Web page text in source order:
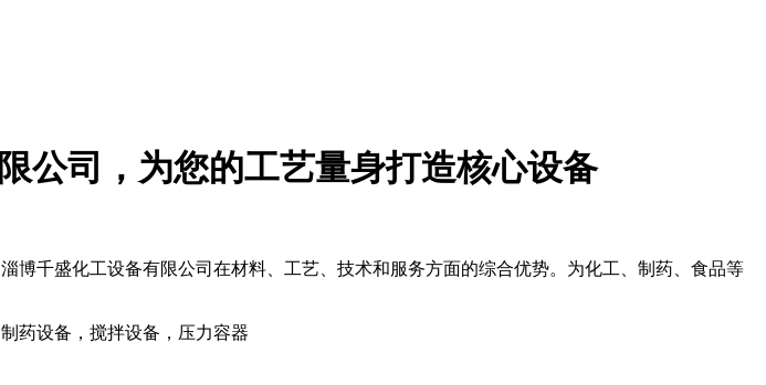
公司，为您的工艺量身打造核心设备
千盛化工设备有限公司在材料、工艺、技术和服务方面的综合优势。为化工、制药、食品等
药设备，搅拌设备，压力容器